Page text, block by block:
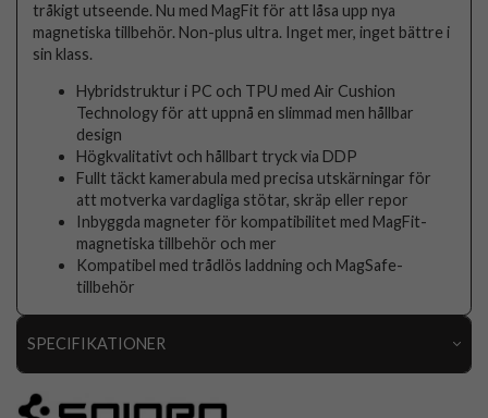
tråkigt utseende. Nu med MagFit för att låsa upp nya
magnetiska tillbehör. Non-plus ultra. Inget mer, inget bättre i
sin klass.
Hybridstruktur i PC och TPU med Air Cushion
Technology för att uppnå en slimmad men hållbar
design
Högkvalitativt och hållbart tryck via DDP
Fullt täckt kamerabula med precisa utskärningar för
att motverka vardagliga stötar, skräp eller repor
Inbyggda magneter för kompatibilitet med MagFit-
magnetiska tillbehör och mer
Kompatibel med trådlös laddning och MagSafe-
tillbehör
SPECIFIKATIONER